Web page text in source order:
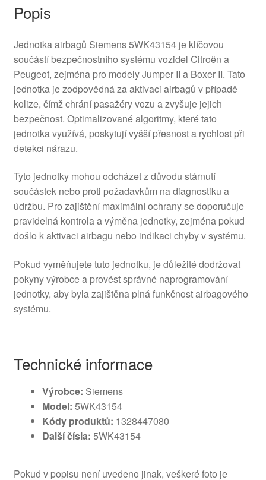
Popis
Jednotka airbagů Siemens 5WK43154 je klíčovou
součástí bezpečnostního systému vozidel Citroën a
Peugeot, zejména pro modely Jumper II a Boxer II. Tato
jednotka je zodpovědná za aktivaci airbagů v případě
kolize, čímž chrání pasažéry vozu a zvyšuje jejich
bezpečnost. Optimalizované algoritmy, které tato
jednotka využívá, poskytují vyšší přesnost a rychlost při
detekci nárazu.
Tyto jednotky mohou odcházet z důvodu stárnutí
součástek nebo proti požadavkům na diagnostiku a
údržbu. Pro zajištění maximální ochrany se doporučuje
pravidelná kontrola a výměna jednotky, zejména pokud
došlo k aktivaci airbagu nebo indikaci chyby v systému.
Pokud vyměňujete tuto jednotku, je důležité dodržovat
pokyny výrobce a provést správné naprogramování
jednotky, aby byla zajištěna plná funkčnost airbagového
systému.
Technické informace
Výrobce: Siemens
Model: 5WK43154
Kódy produktů: 1328447080
Další čísla: 5WK43154
Pokud v popisu není uvedeno jinak, veškeré foto je